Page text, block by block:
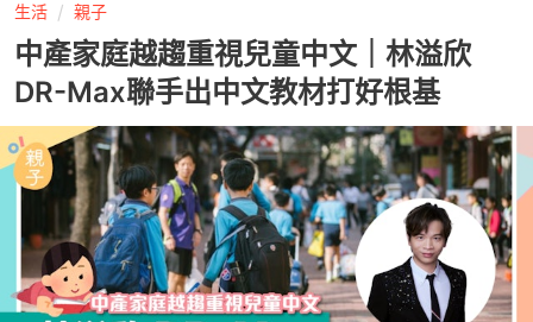
生活 親子
中產家庭越趨重視兒童中文｜林溢欣
DR-Max聯手出中文教材打好根基